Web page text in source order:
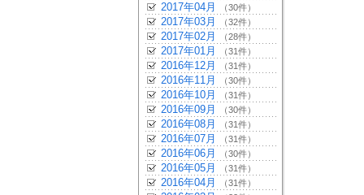
2017年04月 （30件）
2017年03月 （32件）
2017年02月 （28件）
2017年01月 （31件）
2016年12月 （31件）
2016年11月 （30件）
2016年10月 （31件）
2016年09月 （30件）
2016年08月 （31件）
2016年07月 （31件）
2016年06月 （30件）
2016年05月 （31件）
2016年04月 （31件）